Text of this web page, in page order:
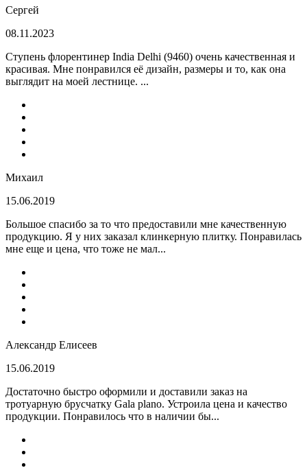
Сергей
08.11.2023
Ступень флорентинер India Delhi (9460) очень качественная и
красивая. Мне понравился её дизайн, размеры и то, как она
выглядит на моей лестнице. ...
Михаил
15.06.2019
Большое спасибо за то что предоставили мне качественную
продукцию. Я у них заказал клинкерную плитку. Понравилась
мне еще и цена, что тоже не мал...
Александр Елисеев
15.06.2019
Достаточно быстро оформили и доставили заказ на
тротуарную брусчатку Gala plano. Устроила цена и качество
продукции. Понравилось что в наличии бы...